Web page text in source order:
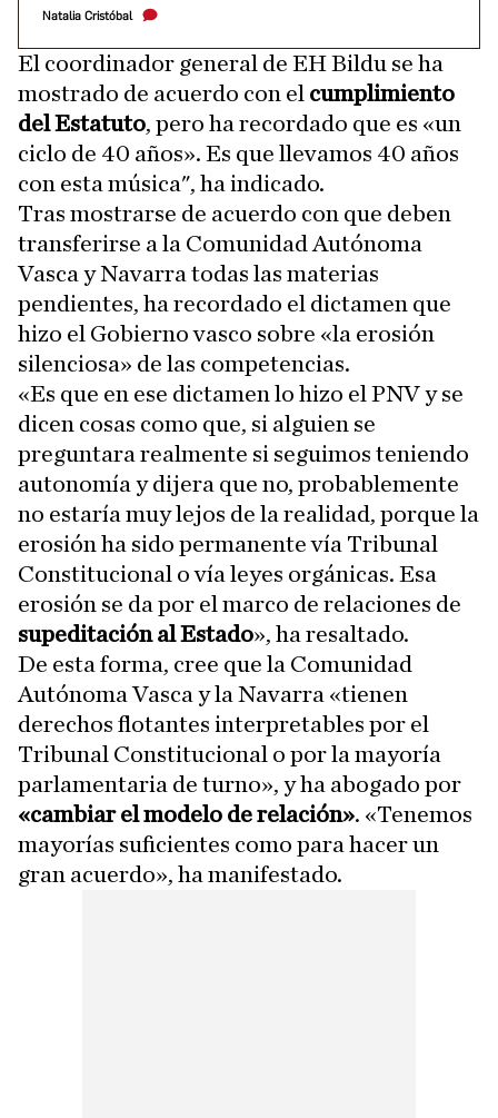
Natalia Cristóbal
El coordinador general de EH Bildu se ha
mostrado de acuerdo con el cumplimiento
del Estatuto, pero ha recordado que es «un
ciclo de 40 años». Es que llevamos 40 años
con esta música", ha indicado.
Tras mostrarse de acuerdo con que deben
transferirse a la Comunidad Autónoma
Vasca y Navarra todas las materias
pendientes, ha recordado el dictamen que
hizo el Gobierno vasco sobre «la erosión
silenciosa» de las competencias.
«Es que en ese dictamen lo hizo el PNV y se
dicen cosas como que, si alguien se
preguntara realmente si seguimos teniendo
autonomía y dijera que no, probablemente
no estaría muy lejos de la realidad, porque la
erosión ha sido permanente vía Tribunal
Constitucional o vía leyes orgánicas. Esa
erosión se da por el marco de relaciones de
supeditación al Estado», ha resaltado.
De esta forma, cree que la Comunidad
Autónoma Vasca y la Navarra «tienen
derechos flotantes interpretables por el
Tribunal Constitucional o por la mayoría
parlamentaria de turno», y ha abogado por
«cambiar el modelo de relación». «Tenemos
mayorías suficientes como para hacer un
gran acuerdo», ha manifestado.